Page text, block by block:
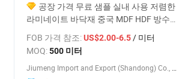
공장 가격 무료 샘플 실내 사용 저렴한
라미네이트 바닥재 중국 MDF HDF 방수
내마모성 PVC/Spc/Lvt/비닐 플라스틱 타
일 라미네이트 바닥재 가정용
FOB 가격 참조:US$2.00-6.5/ 미터
MOQ:500 미터